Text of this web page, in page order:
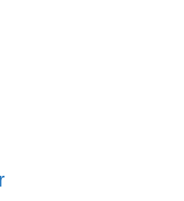
utilisateurs.